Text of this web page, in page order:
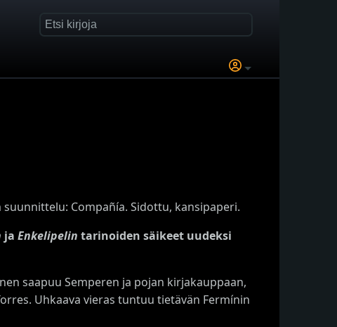
Compañía. Sidottu, kansipaperi.
ja Enkelipelin tarinoiden säikeet uudeksi
saapuu Semperen ja pojan kirjakauppaan,
Uhkaava vieras tuntuu tietävän Fermínin